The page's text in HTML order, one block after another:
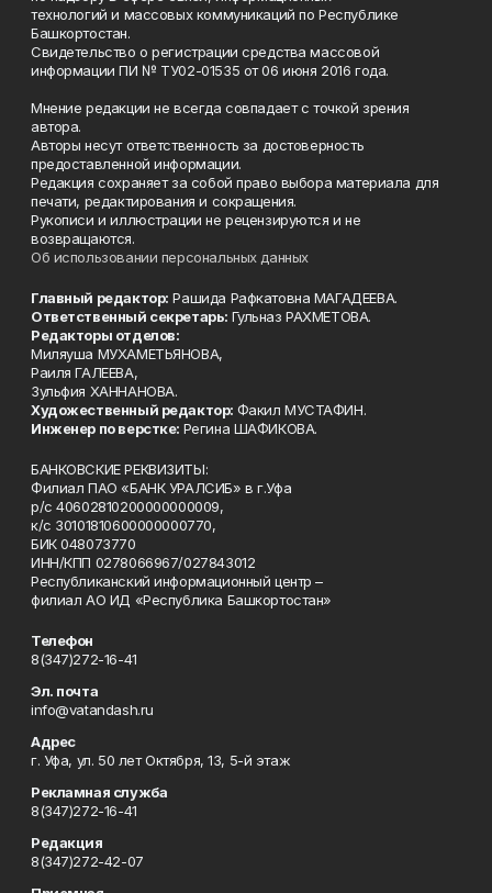
технологий и массовых коммуникаций по Республике
Башкортостан.
Свидетельство о регистрации средства массовой
информации ПИ № ТУ02-01535 от 06 июня 2016 года.
Мнение редакции не всегда совпадает с точкой зрения
автора.
Авторы несут ответственность за достоверность
предоставленной информации.
Редакция сохраняет за собой право выбора материала для
печати, редактирования и сокращения.
Рукописи и иллюстрации не рецензируются и не
возвращаются.
Об использовании персональных данных
Главный редактор: Рашида Рафкатовна МАГАДЕЕВА.
Ответственный секретарь: Гульназ РАХМЕТОВА.
Редакторы отделов:
Миляуша МУХАМЕТЬЯНОВА,
Раиля ГАЛЕЕВА,
Зульфия ХАННАНОВА.
Художественный редактор: Факил МУСТАФИН.
Инженер по верстке: Регина ШАФИКОВА.
БАНКОВСКИЕ РЕКВИЗИТЫ:
Филиал ПАО «БАНК УРАЛСИБ» в г.Уфа
р/с 40602810200000000009,
к/с 30101810600000000770,
БИК 048073770
ИНН/КПП 0278066967/027843012
Республиканский информационный центр –
филиал АО ИД «Республика Башкортостан»
Телефон
8(347)272-16-41
Эл. почта
info@vatandash.ru
Адрес
г. Уфа, ул. 50 лет Октября, 13, 5-й этаж
Рекламная служба
8(347)272-16-41
Редакция
8(347)272-42-07